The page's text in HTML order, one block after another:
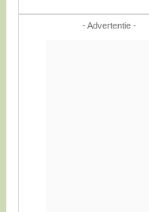
- Advertentie -